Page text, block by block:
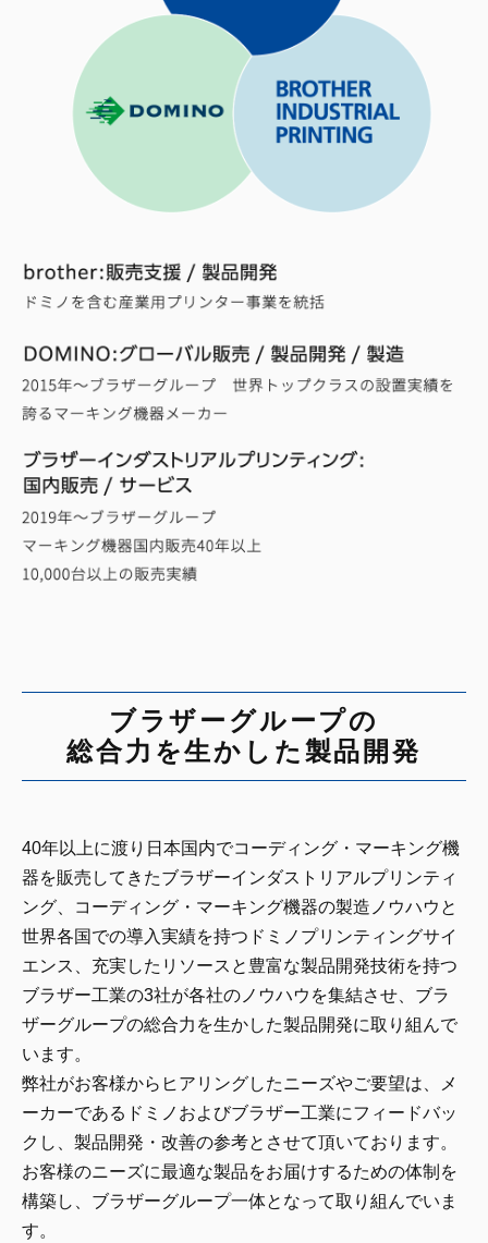
ブラザーグループの
総合力を生かした 製品開発
40年以上に渡り日本国内でコーディング・マーキング機
器を販売してきたブラザーインダストリアルプリンティ
ング、コーディング・マーキング機器の製造ノウハウと
世界各国での導入実績を持つドミノプリンティングサイ
エンス、充実したリソースと豊富な製品開発技術を持つ
ブラザー工業の3社が各社のノウハウを集結させ、ブラ
ザーグループの総合力を生かした製品開発に取り組んで
います。
弊社がお客様からヒアリングしたニーズやご要望は、メ
ーカーであるドミノおよびブラザー工業にフィードバッ
クし、製品開発・改善の参考とさせて頂いております。
お客様のニーズに最適な製品をお届けするための体制を
構築し、ブラザーグループ一体となって取り組んでいま
す。